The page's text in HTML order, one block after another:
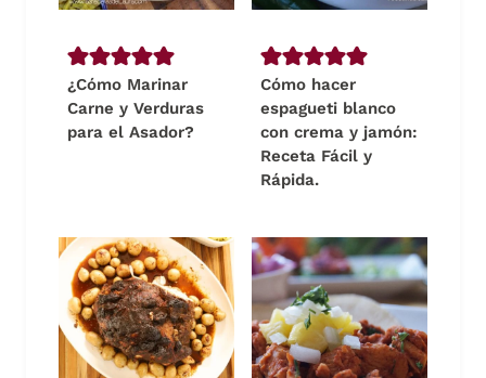
¿Cómo Marinar
Carne y Verduras
para el Asador?
Cómo hacer
espagueti blanco
con crema y jamón:
Receta Fácil y
Rápida.